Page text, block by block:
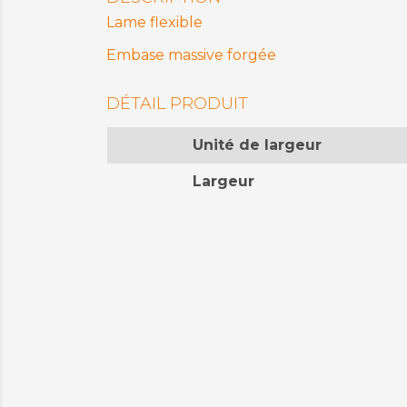
Lame flexible
Embase massive forgée
DÉTAIL PRODUIT
Unité de largeur
Largeur